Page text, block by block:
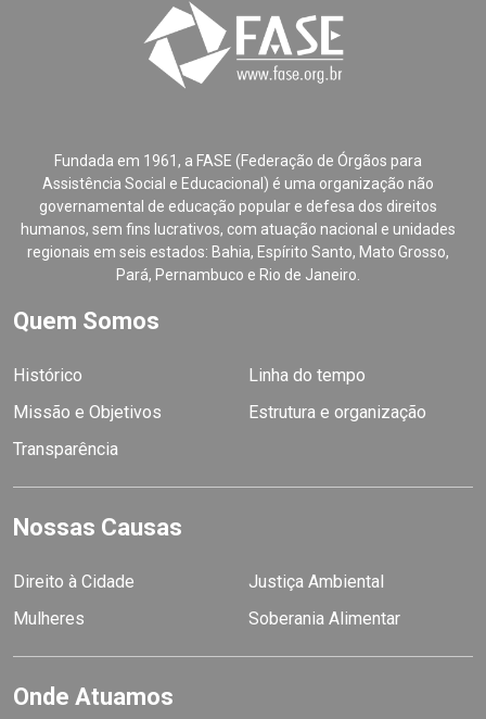
Fundada em 1961, a FASE (Federação de Órgãos para
Assistência Social e Educacional) é uma organização não
governamental de educação popular e defesa dos direitos
humanos, sem fins lucrativos, com atuação nacional e unidades
regionais em seis estados: Bahia, Espírito Santo, Mato Grosso,
Pará, Pernambuco e Rio de Janeiro.
Quem Somos
Histórico
Linha do tempo
Missão e Objetivos
Estrutura e organização
Transparência
Nossas Causas
Direito à Cidade
Justiça Ambiental
Mulheres
Soberania Alimentar
Onde Atuamos